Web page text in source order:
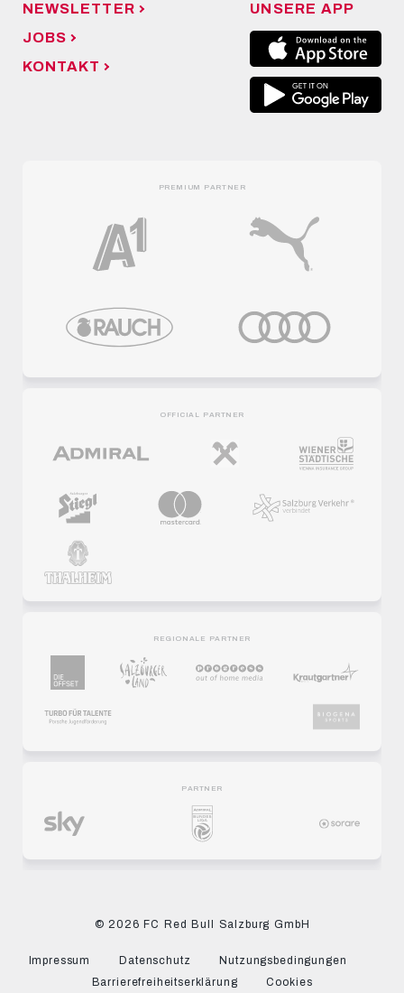
NEWSLETTER
JOBS
KONTAKT
UNSERE APP
PREMIUM PARTNER
OFFICIAL PARTNER
REGIONALE PARTNER
PARTNER
© 2026 FC Red Bull Salzburg GmbH
Impressum Datenschutz
Nutzungsbedingungen
Barrierefreiheitserklärung
Cookies